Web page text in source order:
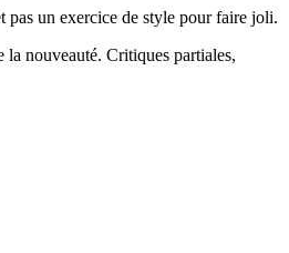
pas un exercice de style pour faire joli.
la nouveauté. Critiques partiales,